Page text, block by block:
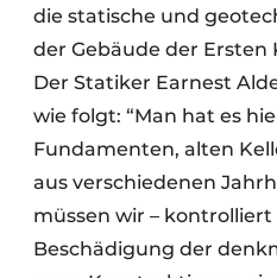
die statische und
der Gebäude der
Der Statiker Earnest
wie folgt: “Man hat es
Fundamenten, alten
aus verschiedenen
müssen wir –
Beschädigung der